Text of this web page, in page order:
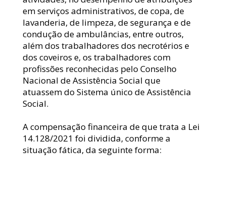
em serviços administrativos, de copa, de
lavanderia, de limpeza, de segurança e de
condução de ambulâncias, entre outros,
além dos trabalhadores dos necrotérios e
dos coveiros e, os trabalhadores com
profissões reconhecidas pelo Conselho
Nacional de Assistência Social que
atuassem do Sistema único de Assistência
Social.
A compensação financeira de que trata a Lei
14.128/2021 foi dividida, conforme a
situação fática, da seguinte forma: